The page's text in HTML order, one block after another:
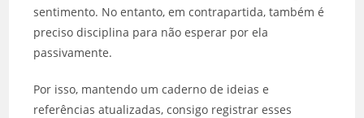
sentimento. No entanto, em contrapartida, também é
preciso disciplina para não esperar por ela
passivamente.
Por isso, mantendo um caderno de ideias e
referências atualizadas, consigo registrar esses